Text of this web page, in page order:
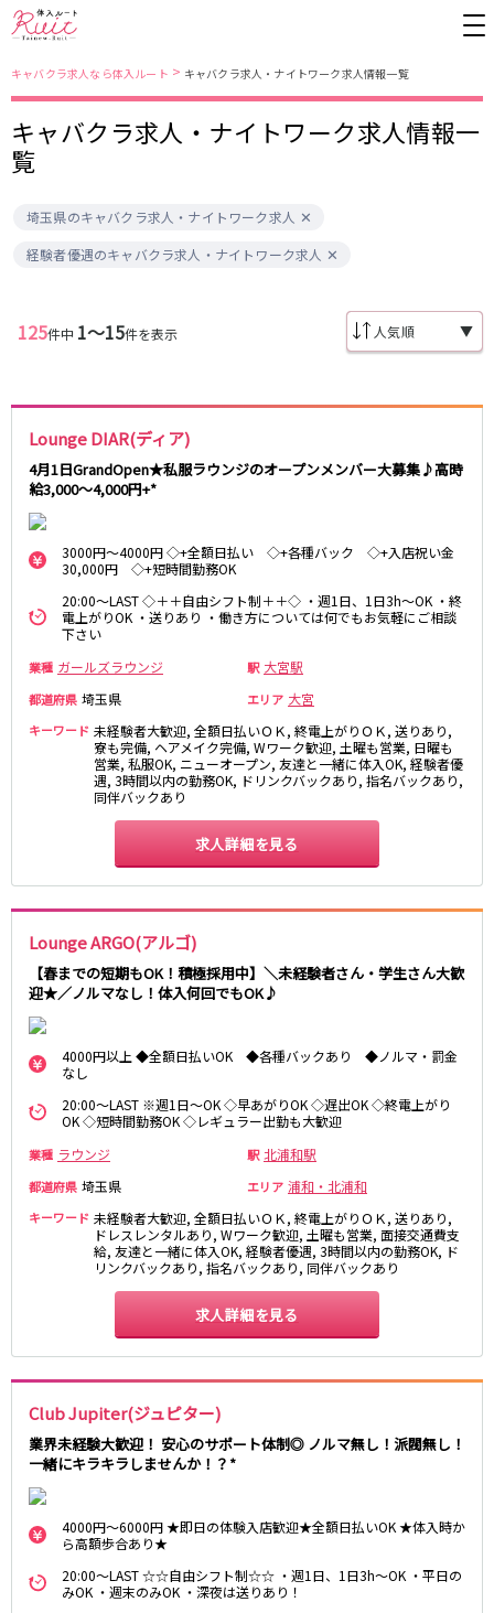
キャバクラ求人なら体入ルート > キャバクラ求人・ナイトワーク求人情報一覧
キャバクラ求人・ナイトワーク求人情報一
覧
埼玉県のキャバクラ求人・ナイトワーク求人
経験者優遇のキャバクラ求人・ナイトワーク求人
125件中 1〜15件を表示 ▼
Lounge DIAR(ディア)
4月1日GrandOpen★私服ラウンジのオープンメンバー大募集♪高時
給3,000～4,000円+*
3000円～4000円 ◇+全額日払い ◇+各種バック ◇+入店祝い金
30,000円 ◇+短時間勤務OK
20:00～LAST ◇＋＋自由シフト制＋＋◇ ・週1日、1日3h～OK ・終
電上がりOK ・送りあり ・働き方については何でもお気軽にご相談
下さい
業種 ガールズラウンジ 駅 大宮駅
都道府県 埼玉県 エリア 大宮
キーワード 未経験者大歓迎, 全額日払いＯＫ, 終電上がりＯＫ, 送りあり,
寮も完備, ヘアメイク完備, Wワーク歓迎, 土曜も営業, 日曜も
営業, 私服OK, ニューオープン, 友達と一緒に体入OK, 経験者優
遇, 3時間以内の勤務OK, ドリンクバックあり, 指名バックあり,
同伴バックあり
求人詳細を見る
Lounge ARGO(アルゴ)
【春までの短期もOK！積極採用中】＼未経験者さん・学生さん大歓
迎★／ノルマなし！体入何回でもOK♪
4000円以上 ◆全額日払いOK ◆各種バックあり ◆ノルマ・罰金
なし
20:00～LAST ※週1日～OK ◇早あがりOK ◇遅出OK ◇終電上がり
OK ◇短時間勤務OK ◇レギュラー出勤も大歓迎
業種 ラウンジ 駅 北浦和駅
都道府県 埼玉県 エリア 浦和・北浦和
キーワード 未経験者大歓迎, 全額日払いＯＫ, 終電上がりＯＫ, 送りあり,
ドレスレンタルあり, Wワーク歓迎, 土曜も営業, 面接交通費支
給, 友達と一緒に体入OK, 経験者優遇, 3時間以内の勤務OK, ド
リンクバックあり, 指名バックあり, 同伴バックあり
求人詳細を見る
Club Jupiter(ジュピター)
業界未経験大歓迎！ 安心のサポート体制◎ ノルマ無し！派閥無し！
一緒にキラキラしませんか！？*
4000円～6000円 ★即日の体験入店歓迎★全額日払いOK ★体入時か
ら高額歩合あり★
20:00～LAST ☆☆自由シフト制☆☆ ・週1日、1日3h～OK ・平日の
みOK ・週末のみOK ・深夜は送りあり！
東京都
錦糸町・亀戸
新橋
吉祥寺
町田
五反田
八王子
練馬
六本木
秋葉原
中野
恵比寿
自由が丘・学芸大学
三軒茶屋・二子玉川
駒込・日暮里
成増・板橋
荻窪・阿佐ヶ谷
浅草・浅草橋・両国
下北沢・経堂
東陽町・門前仲町
府中
高円寺
国分寺
亀有・金町
新宿
明大前・烏山
菊川・瑞江
高田馬場・大久保
大泉学園・石神井公園
神奈川県
関内
川崎
藤沢・鎌倉
相模原
大和
溝の口
平塚
横須賀
上大岡・戸塚
たまプラーザ・向ヶ丘遊園・鷺沼
元住吉・綱島
川崎中部
横浜東部
川崎北部
茅ヶ崎
桜木町
横浜西部
小田原・湯河原
綾瀬・海老名・座間
川越
熊谷
川口
蕨
上尾
坂戸・東松山
東京メトロ日比谷線
秋葉原駅
北千住駅
恵比寿駅
六本木駅
東新宿駅
東中野駅
飯田橋駅
麻布十番駅
JR中央・総武線
千葉駅
錦糸町駅
船橋駅
秋葉原駅
中野駅
本八幡駅
西船橋駅
津田沼駅
亀戸駅
小岩駅
高円寺駅
荻窪駅
阿佐ヶ谷駅
新小岩駅
稲毛駅
東中野駅
下総中山駅
幕張本郷駅
JR中央線(快速)
新宿駅
立川駅
吉祥寺駅
神田駅
八王子駅
中野駅
高円寺駅
荻窪駅
阿佐ヶ谷駅
三鷹駅
国分寺駅
西荻窪駅
武蔵境駅
水道橋駅
武蔵小金井駅
東小金井駅
飯田橋駅
西国分寺駅
高尾駅
四ツ谷駅
JR山手線
上野駅
新宿駅
秋葉原駅
五反田駅
恵比寿駅